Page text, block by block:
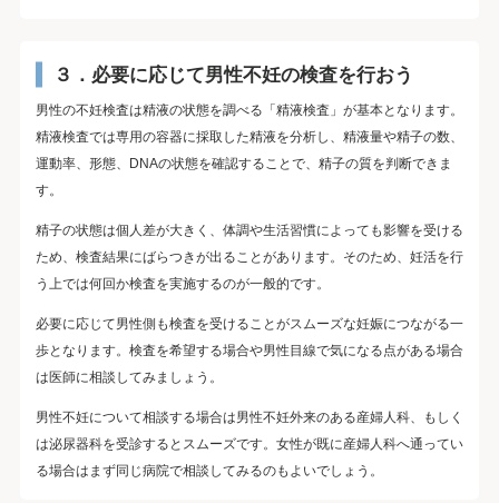
３．必要に応じて男性不妊の検査を行おう
男性の不妊検査は精液の状態を調べる「精液検査」が基本となります。
精液検査では専用の容器に採取した精液を分析し、精液量や精子の数、
運動率、形態、DNAの状態を確認することで、精子の質を判断できま
す。
精子の状態は個人差が大きく、体調や生活習慣によっても影響を受ける
ため、検査結果にばらつきが出ることがあります。そのため、妊活を行
う上では何回か検査を実施するのが一般的です。
必要に応じて男性側も検査を受けることがスムーズな妊娠につながる一
歩となります。検査を希望する場合や男性目線で気になる点がある場合
は医師に相談してみましょう。
男性不妊について相談する場合は男性不妊外来のある産婦人科、もしく
は泌尿器科を受診するとスムーズです。女性が既に産婦人科へ通ってい
る場合はまず同じ病院で相談してみるのもよいでしょう。